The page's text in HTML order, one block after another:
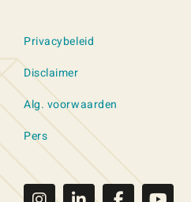
Privacybeleid
Disclaimer
Alg. voorwaarden
Pers